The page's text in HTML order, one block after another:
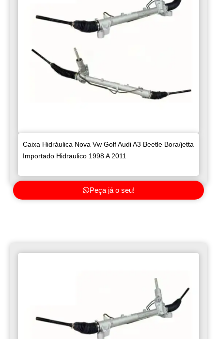
Caixa Hidráulica Nova Vw Golf Audi A3 Beetle Bora/jetta
Importado Hidraulico 1998 A 2011
Peça já o seu!